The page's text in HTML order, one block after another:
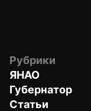
Рубрики
ЯНАО
Губернатор
Статьи